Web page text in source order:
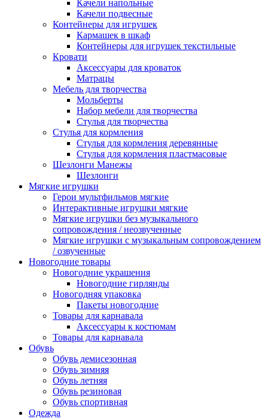
Качели напольные
Качели подвесные
Контейнеры для игрушек
Кармашек в шкаф
Контейнеры для игрушек текстильные
Кровати
Аксессуары для кроваток
Матрацы
Мебель для творчества
Мольберты
Набор мебели для творчества
Стулья для творчества
Стулья для кормления
Стулья для кормления деревянные
Стулья для кормления пластмасовые
Шезлонги Манежы
Шезлонги
Мягкие игрушки
Герои мультфильмов мягкие
Интерактивные игрушки мягкие
Мягкие игрушки без музыкального
сопровождения / неозвученные
Мягкие игрушки с музыкальным сопровождением
/ озвученные
Новогодние товары
Новогодние украшения
Новогодние гирлянды
Новогодняя упаковка
Пакеты новогодние
Товары для карнавала
Аксессуары к костюмам
Товары для карнавала
Обувь
Обувь демисезонная
Обувь зимняя
Обувь летняя
Обувь резиновая
Обувь спортивная
Одежда